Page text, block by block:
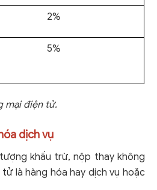
2%
5%
mại điện tử.
dịch vụ
khấu trừ, nộp thay không
là hàng hóa hay dịch vụ hoặc